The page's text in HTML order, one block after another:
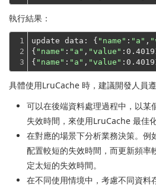
執行結果：
1
2
3
update data: { "name" : "a" ,
{ "name" : "a" , "value"
{ "name" : "a" , "value"
具體使用LruCache 時，建議開發人員
可以在後端資料處理過程中，以某
失效時間，來使用LruCache 最佳
在對應的場景下分析業務決策。例
配置較短的失效時間，而更新頻率
定太短的失效時間。
在不同使用情境中，考慮不同資料